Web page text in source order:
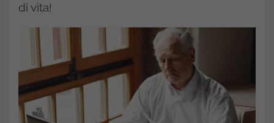
di vita!